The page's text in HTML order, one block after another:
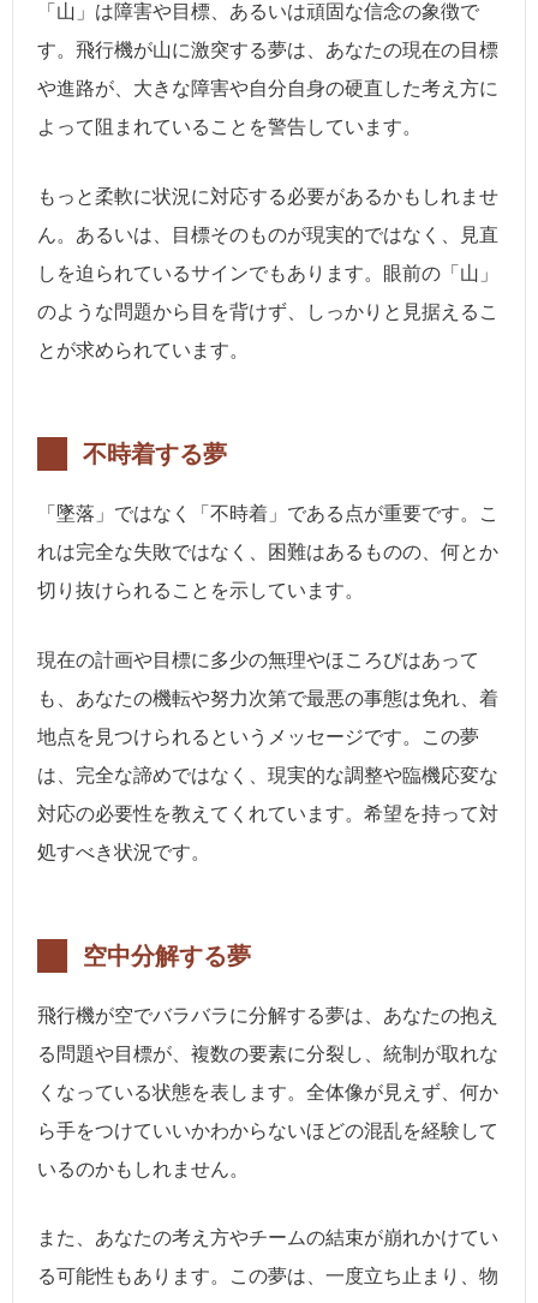
「山」は障害や目標、あるいは頑固な信念の象徴で
す。飛行機が山に激突する夢は、あなたの現在の目標
や進路が、大きな障害や自分自身の硬直した考え方に
よって阻まれていることを警告しています。
もっと柔軟に状況に対応する必要があるかもしれませ
ん。あるいは、目標そのものが現実的ではなく、見直
しを迫られているサインでもあります。眼前の「山」
のような問題から目を背けず、しっかりと見据えるこ
とが求められています。
不時着する夢
「墜落」ではなく「不時着」である点が重要です。こ
れは完全な失敗ではなく、困難はあるものの、何とか
切り抜けられることを示しています。
現在の計画や目標に多少の無理やほころびはあって
も、あなたの機転や努力次第で最悪の事態は免れ、着
地点を見つけられるというメッセージです。この夢
は、完全な諦めではなく、現実的な調整や臨機応変な
対応の必要性を教えてくれています。希望を持って対
処すべき状況です。
空中分解する夢
飛行機が空でバラバラに分解する夢は、あなたの抱え
る問題や目標が、複数の要素に分裂し、統制が取れな
くなっている状態を表します。全体像が見えず、何か
ら手をつけていいかわからないほどの混乱を経験して
いるのかもしれません。
また、あなたの考え方やチームの結束が崩れかけてい
る可能性もあります。この夢は、一度立ち止まり、物